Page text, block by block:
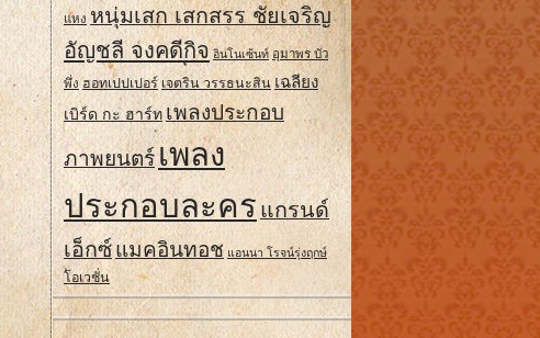
แหง หนุ่มเสก เสกสรร ชัยเจริญ
อัญชลี จงคดีกิจ อินโนเซ้นท์ อุมาพร บัว
พึ่ง ฮอทเปปเปอร์ เจตริน วรรธนะสิน เฉลียง
เบิร์ด กะ ฮาร์ท เพลงประกอบ
ภาพยนตร์เพลง
ประกอบละคร แกรนด์
เอ็กซ์แมคอินทอช แอนนา โรจน์รุ่งฤกษ์
โอเวชั่น